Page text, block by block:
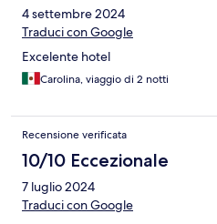
4 settembre 2024
Traduci con Google
Excelente hotel
Carolina, viaggio di 2 notti
Recensione verificata
10/10 Eccezionale
7 luglio 2024
Traduci con Google